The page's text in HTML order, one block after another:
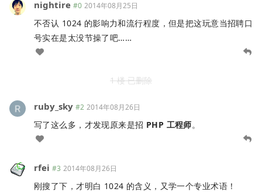
nightire #0 2014年08月25日
不否认 1024 的影响力和流行程度，但是把这玩意当招聘口
号实在是太没节操了吧……
1 楼 已删除
ruby_sky #2 2014年08月26日
写了这么多，才发现原来是招 PHP 工程师。
rfei #3 2014年08月26日
刚搜了下，才明白 1024 的含义，又学一个专业术语！